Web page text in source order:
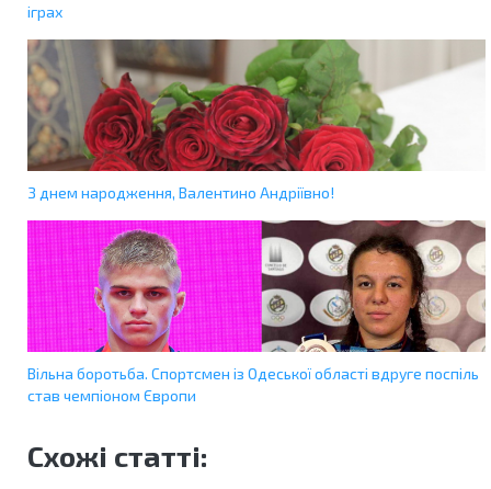
іграх
З днем народження, Валентино Андріївно!
Вільна боротьба. Спортсмен із Одеської області вдруге поспіль
став чемпіоном Європи
Схожі статті: